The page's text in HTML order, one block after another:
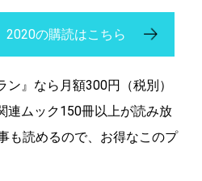
の購読はこちら
ン』なら月額300円（税別）
連ムック150冊以上が読み放
読めるので、お得なこのプ